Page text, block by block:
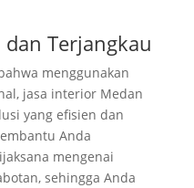
Terjangkau
menggunakan
jasa interior Medan
yang efisien dan
Anda
mengenai
sehingga Anda